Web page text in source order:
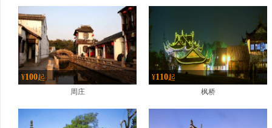
¥100起
周庄
¥110起
枫桥